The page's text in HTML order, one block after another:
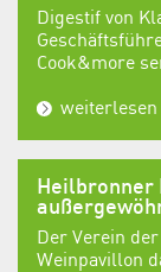
Digestif von
Cook&more
weiterlesen
Heilbronner
Der Verein
Weinpavillon